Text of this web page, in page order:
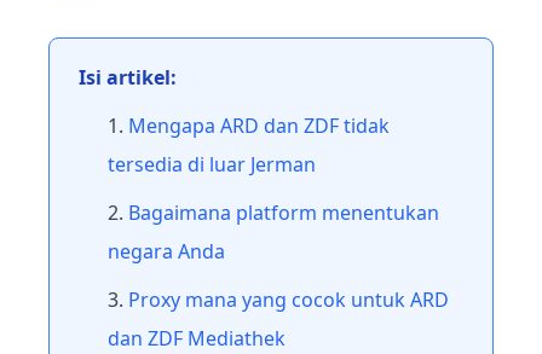
Isi artikel:
Mengapa ARD dan ZDF tidak
tersedia di luar Jerman
Bagaimana platform menentukan
negara Anda
Proxy mana yang cocok untuk ARD
dan ZDF Mediathek